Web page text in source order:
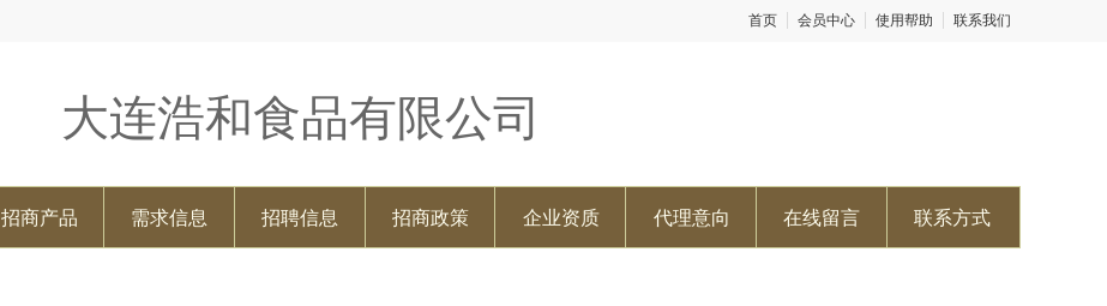
首页 会员中心 使用帮助 联系我们
大连浩和食品有限公司
招商产品 需求信息 招聘信息 招商政策 企业资质 代理意向 在线留言 联系方式